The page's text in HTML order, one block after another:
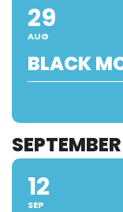
29
AUG
BLACK
SEPTEMBER
12
SEP